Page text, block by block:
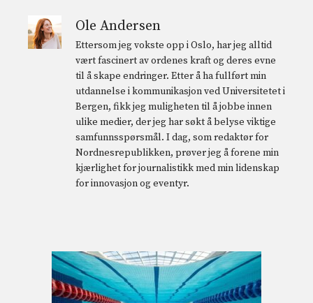
Ole Andersen
Ettersom jeg vokste opp i Oslo, har jeg alltid
vært fascinert av ordenes kraft og deres evne
til å skape endringer. Etter å ha fullført min
utdannelse i kommunikasjon ved Universitetet i
Bergen, fikk jeg muligheten til å jobbe innen
ulike medier, der jeg har søkt å belyse viktige
samfunnsspørsmål. I dag, som redaktør for
Nordnesrepublikken, prøver jeg å forene min
kjærlighet for journalistikk med min lidenskap
for innovasjon og eventyr.